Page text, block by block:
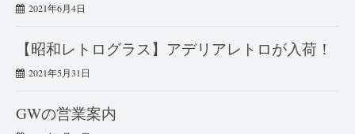
2021年6月4日
【昭和レトログラス】アデリアレトロが入荷！
2021年5月31日
GWの営業案内